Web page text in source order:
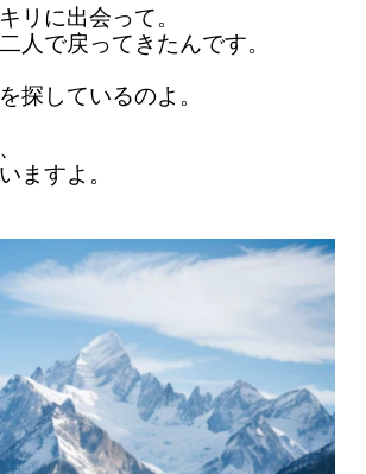
リに出会って。
人で戻ってきたんです。
探しているのよ。
ますよ。